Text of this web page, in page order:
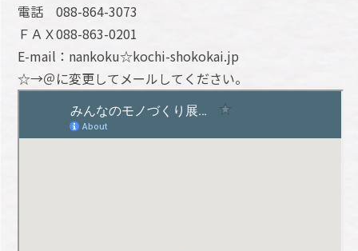
電話 088-864-3073
ＦＡＸ088-863-0201
E-mail：nankoku☆kochi-shokokai.jp
☆→＠に変更してメールしてください。